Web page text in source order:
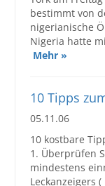
bestimmt von
nigerianische
Nigeria hatte
Mehr »
10 Tipps
05.11.06
10 kostbare
1. Überprüfen
mindestens
Leckanzeigers